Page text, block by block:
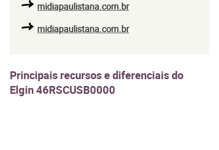
midiapaulistana.com.br
midiapaulistana.com.br
Principais recursos e diferenciais do
Elgin 46RSCUSB0000